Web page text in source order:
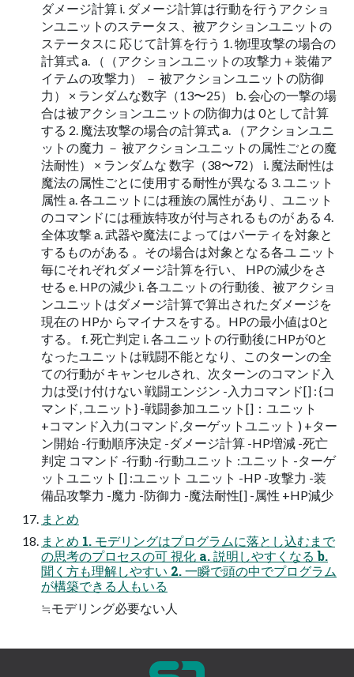
ダメージ計算 i. ダメージ計算は行動を行うアクショ
ンユニットのステータス、被アクションユニットの
ステータスに 応じて計算を行う 1. 物理攻撃の場合の
計算式 a. （（アクションユニットの攻撃力＋装備ア
イテムの攻撃力） － 被アクションユニットの防御
力） × ランダムな数字（13〜25） b. 会心の一撃の場
合は被アクションユニットの防御力は 0として計算
する 2. 魔法攻撃の場合の計算式 a. （アクションユニ
ットの魔力 － 被アクションユニットの属性ごとの魔
法耐性） × ランダムな 数字（38〜72） i. 魔法耐性は
魔法の属性ごとに使用する耐性が異なる 3. ユニット
属性 a. 各ユニットには種族の属性があり、ユニット
のコマンドには種族特攻が付与されるものが ある 4.
全体攻撃 a. 武器や魔法によってはパーティを対象と
するものがある 。その場合は対象となる各ユ ニット
毎にそれぞれダメージ計算を行い、 HPの減少をさ
せる e. HPの減少 i. 各ユニットの行動後、被アクショ
ンユニットはダメージ計算で算出されたダメージを
現在の HPか らマイナスをする。HPの最小値は0と
する。 f. 死亡判定 i. 各ユニットの行動後にHPが0と
なったユニットは戦闘不能となり、このターンの全
ての行動が キャンセルされ、次ターンのコマンド入
力は受け付けない 戦闘エンジン -入力コマンド[] : {コ
マンド, ユニット} -戦闘参加ユニット[]：ユニット
+コマンド入力(コマンド,ターゲットユニット ) +ター
ン開始 -行動順序決定 -ダメージ計算 -HP増減 -死亡
判定 コマンド -行動 -行動ユニット :ユニット -ターゲ
ットユニット [] :ユニット ユニット -HP -攻撃力 -装
備品攻撃力 -魔力 -防御力 -魔法耐性[] -属性 +HP減少
まとめ
まとめ 1. モデリングはプログラムに落とし込むまで
の思考のプロセスの可 視化 a. 説明しやすくなる b.
聞く方も理解しやすい 2. 一瞬で頭の中でプログラム
が構築できる人もいる
≒モデリング必要ない人